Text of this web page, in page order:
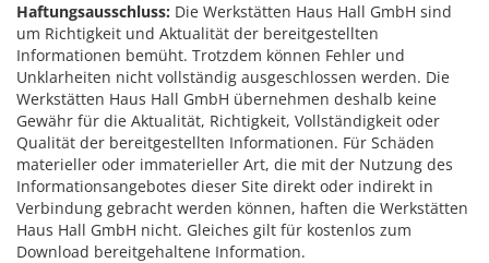
Haftungsausschluss: Die Werkstätten Haus Hall GmbH sind
um Richtigkeit und Aktualität der bereitgestellten
Informationen bemüht. Trotzdem können Fehler und
Unklarheiten nicht vollständig ausgeschlossen werden. Die
Werkstätten Haus Hall GmbH übernehmen deshalb keine
Gewähr für die Aktualität, Richtigkeit, Vollständigkeit oder
Qualität der bereitgestellten Informationen. Für Schäden
materieller oder immaterieller Art, die mit der Nutzung des
Informationsangebotes dieser Site direkt oder indirekt in
Verbindung gebracht werden können, haften die Werkstätten
Haus Hall GmbH nicht. Gleiches gilt für kostenlos zum
Download bereitgehaltene Information.